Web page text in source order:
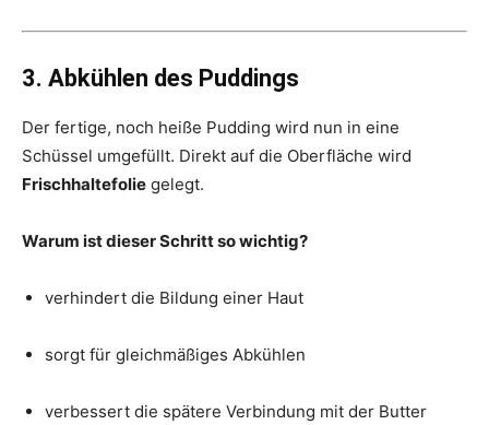
3. Abkühlen des Puddings
Der fertige, noch heiße Pudding wird nun in eine
Schüssel umgefüllt. Direkt auf die Oberfläche wird
Frischhaltefolie gelegt.
Warum ist dieser Schritt so wichtig?
verhindert die Bildung einer Haut
sorgt für gleichmäßiges Abkühlen
verbessert die spätere Verbindung mit der Butter